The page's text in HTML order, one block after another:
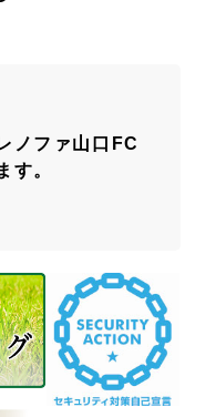
ノファ山口FC
す。